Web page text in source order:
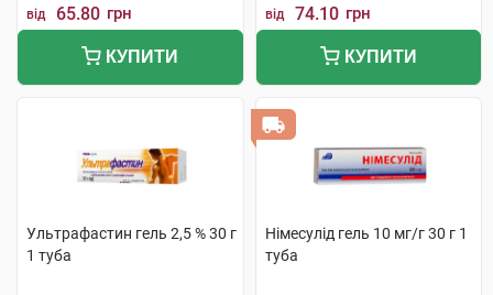
від 65.80 грн
КУПИТИ
від 74.10 грн
КУПИТИ
Ультрафастин гель 2,5 % 30 г
1 туба
Німесулід гель 10 мг/г 30 г 1
туба